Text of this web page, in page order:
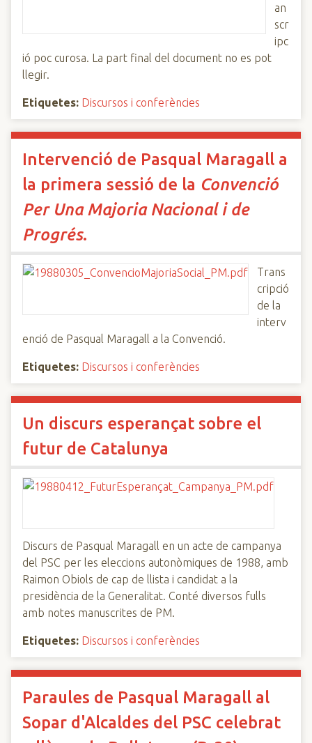
an
scr
ipc
ió poc curosa. La part final del document no es pot
llegir.
Etiquetes: Discursos i conferències
Intervenció de Pasqual Maragall a
la primera sessió de la Convenció
Per Una Majoria Nacional i de
Progrés.
Trans
cripció
de la
interv
enció de Pasqual Maragall a la Convenció.
Etiquetes: Discursos i conferències
Un discurs esperançat sobre el
futur de Catalunya
Discurs de Pasqual Maragall en un acte de campanya
del PSC per les eleccions autonòmiques de 1988, amb
Raimon Obiols de cap de llista i candidat a la
presidència de la Generalitat. Conté diversos fulls
amb notes manuscrites de PM.
Etiquetes: Discursos i conferències
Paraules de Pasqual Maragall al
Sopar d'Alcaldes del PSC celebrat